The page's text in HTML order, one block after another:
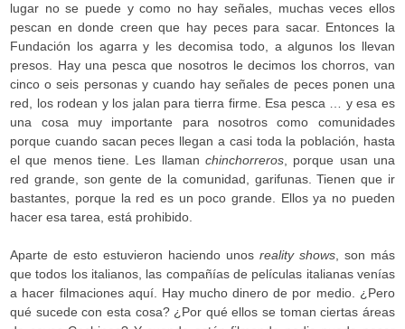
lugar no se puede y como no hay señales, muchas veces ellos
pescan en donde creen que hay peces para sacar. Entonces la
Fundación los agarra y les decomisa todo, a algunos los llevan
presos. Hay una pesca que nosotros le decimos los chorros, van
cinco o seis personas y cuando hay señales de peces ponen una
red, los rodean y los jalan para tierra firme. Esa pesca … y esa es
una cosa muy importante para nosotros como comunidades
porque cuando sacan peces llegan a casi toda la población, hasta
el que menos tiene. Les llaman chinchorreros, porque usan una
red grande, son gente de la comunidad, garifunas. Tienen que ir
bastantes, porque la red es un poco grande. Ellos ya no pueden
hacer esa tarea, está prohibido.
Aparte de esto estuvieron haciendo unos reality shows, son más
que todos los italianos, las compañías de películas italianas venías
a hacer filmaciones aquí. Hay mucho dinero de por medio. ¿Pero
qué sucede con esta cosa? ¿Por qué ellos se toman ciertas áreas